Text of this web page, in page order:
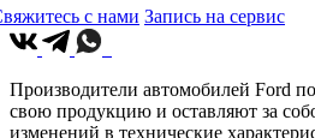
с нами Запись на сервис
Производители автомобилей Ford
свою продукцию и оставляют за
изменений в технические